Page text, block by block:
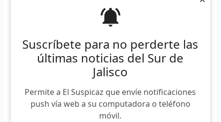
Suscríbete para no perderte las
últimas noticias del Sur de
Jalisco
Permite a El Suspicaz que envíe notificaciones
push vía web a su computadora o teléfono
móvil.
Electroacopio 2015: Salud y
Ecología en Tuxpan
El Suspicaz/17/02/2015
Con motivo de la quinta campaña “electroacopio” en el
estado de Jalisco, el municipio de Tuxpan, se une a la
misma por segundo año consecutivo este próximo 5 de
marzo. La cual, tiene como finalidad disminuir los residuos